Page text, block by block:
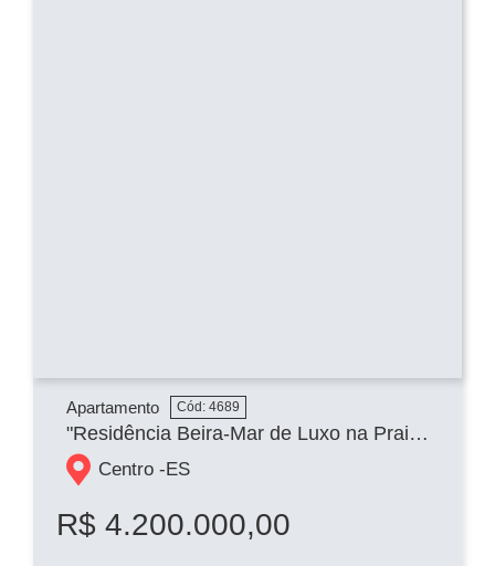
Apartamento Cód: 4689
"Residência Beira-Mar de Luxo na Praia das Castanheiras: Apartamento de 250m² com Suítes e Vista Oceânica Privilegiada"
Centro -ES
R$ 4.200.000,00